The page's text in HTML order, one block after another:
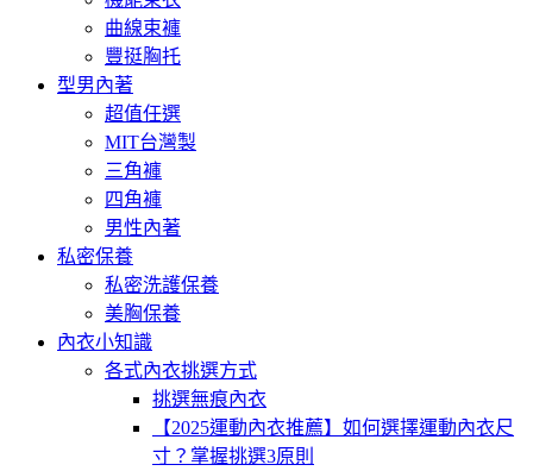
曲線束褲
豐挺胸托
型男內著
超值任選
MIT台灣製
三角褲
四角褲
男性內著
私密保養
私密洗護保養
美胸保養
內衣小知識
各式內衣挑選方式
挑選無痕內衣
【2025運動內衣推薦】如何選擇運動內衣尺
寸？掌握挑選3原則